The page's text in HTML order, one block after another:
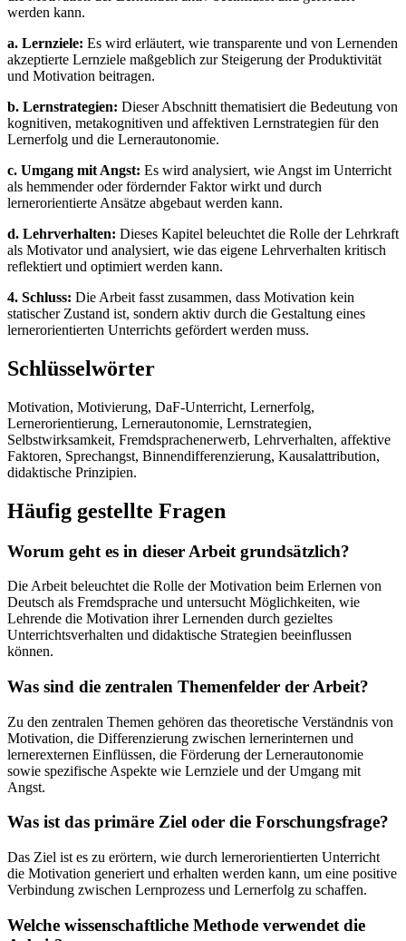
werden kann.
a. Lernziele: Es wird erläutert, wie transparente und von Lernenden
akzeptierte Lernziele maßgeblich zur Steigerung der Produktivität
und Motivation beitragen.
b. Lernstrategien: Dieser Abschnitt thematisiert die Bedeutung von
kognitiven, metakognitiven und affektiven Lernstrategien für den
Lernerfolg und die Lernerautonomie.
c. Umgang mit Angst: Es wird analysiert, wie Angst im Unterricht
als hemmender oder fördernder Faktor wirkt und durch
lernerorientierte Ansätze abgebaut werden kann.
d. Lehrverhalten: Dieses Kapitel beleuchtet die Rolle der Lehrkraft
als Motivator und analysiert, wie das eigene Lehrverhalten kritisch
reflektiert und optimiert werden kann.
4. Schluss: Die Arbeit fasst zusammen, dass Motivation kein
statischer Zustand ist, sondern aktiv durch die Gestaltung eines
lernerorientierten Unterrichts gefördert werden muss.
Schlüsselwörter
Motivation, Motivierung, DaF-Unterricht, Lernerfolg,
Lernerorientierung, Lernerautonomie, Lernstrategien,
Selbstwirksamkeit, Fremdsprachenerwerb, Lehrverhalten, affektive
Faktoren, Sprechangst, Binnendifferenzierung, Kausalattribution,
didaktische Prinzipien.
Häufig gestellte Fragen
Worum geht es in dieser Arbeit grundsätzlich?
Die Arbeit beleuchtet die Rolle der Motivation beim Erlernen von
Deutsch als Fremdsprache und untersucht Möglichkeiten, wie
Lehrende die Motivation ihrer Lernenden durch gezieltes
Unterrichtsverhalten und didaktische Strategien beeinflussen
können.
Was sind die zentralen Themenfelder der Arbeit?
Zu den zentralen Themen gehören das theoretische Verständnis von
Motivation, die Differenzierung zwischen lernerinternen und
lernerexternen Einflüssen, die Förderung der Lernerautonomie
sowie spezifische Aspekte wie Lernziele und der Umgang mit
Angst.
Was ist das primäre Ziel oder die Forschungsfrage?
Das Ziel ist es zu erörtern, wie durch lernerorientierten Unterricht
die Motivation generiert und erhalten werden kann, um eine positive
Verbindung zwischen Lernprozess und Lernerfolg zu schaffen.
Welche wissenschaftliche Methode verwendet die